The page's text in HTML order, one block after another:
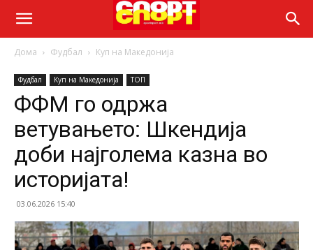
Дома Фудбал Куп на Македонија
Фудбал Куп на Македонија ТОП
ФФМ го одржа
ветувањето: Шкендија
доби најголема казна во
историјата!
03.06.2026 15:40